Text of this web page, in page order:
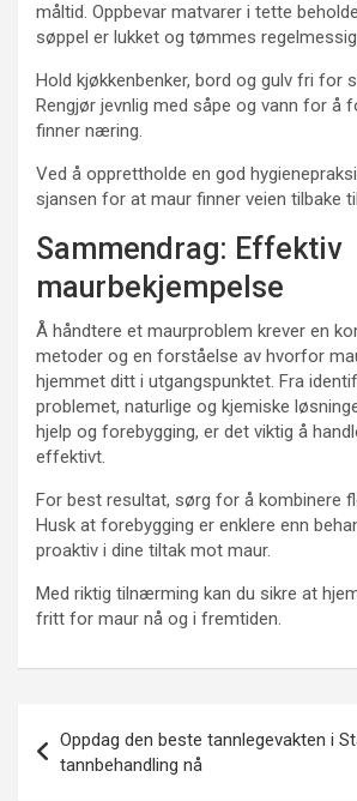
måltid. Oppbevar matvarer i tette
søppel er lukket og tømmes
Hold kjøkkenbenker, bord og gulv fri for
Rengjør jevnlig med såpe og vann for å
finner næring.
Ved å opprettholde en god
sjansen for at maur finner veien tilbake
Sammendrag: Effektiv
maurbekjempelse
Å håndtere et maurproblem krever en
metoder og en forståelse av hvorfor
hjemmet ditt i utgangspunktet. Fra
problemet, naturlige og kjemiske
hjelp og forebygging, er det viktig å
effektivt.
For best resultat, sørg for å kombinere
Husk at forebygging er enklere enn
proaktiv i dine tiltak mot maur.
Med riktig tilnærming kan du sikre at
fritt for maur nå og i fremtiden.
Oppdag den beste tannlegevakten i
tannbehandling nå